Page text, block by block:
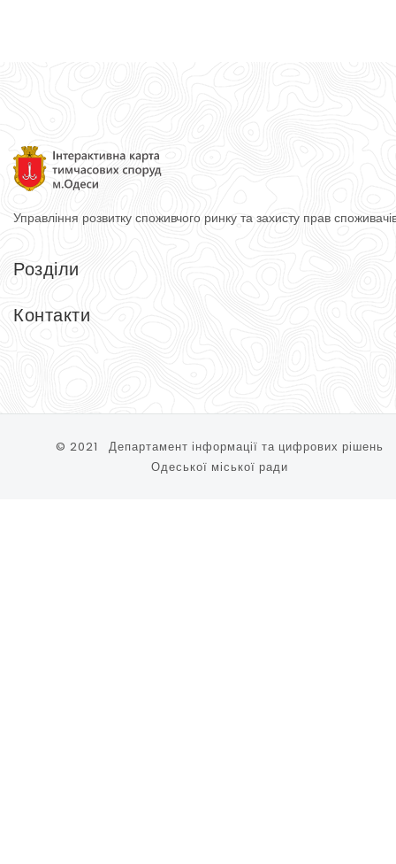
Управління розвитку споживчого ринку та захисту прав
Розділи
Довідник
Контакти
© 2021 Департамент інформації та цифрових рішень
Одеської міської ради